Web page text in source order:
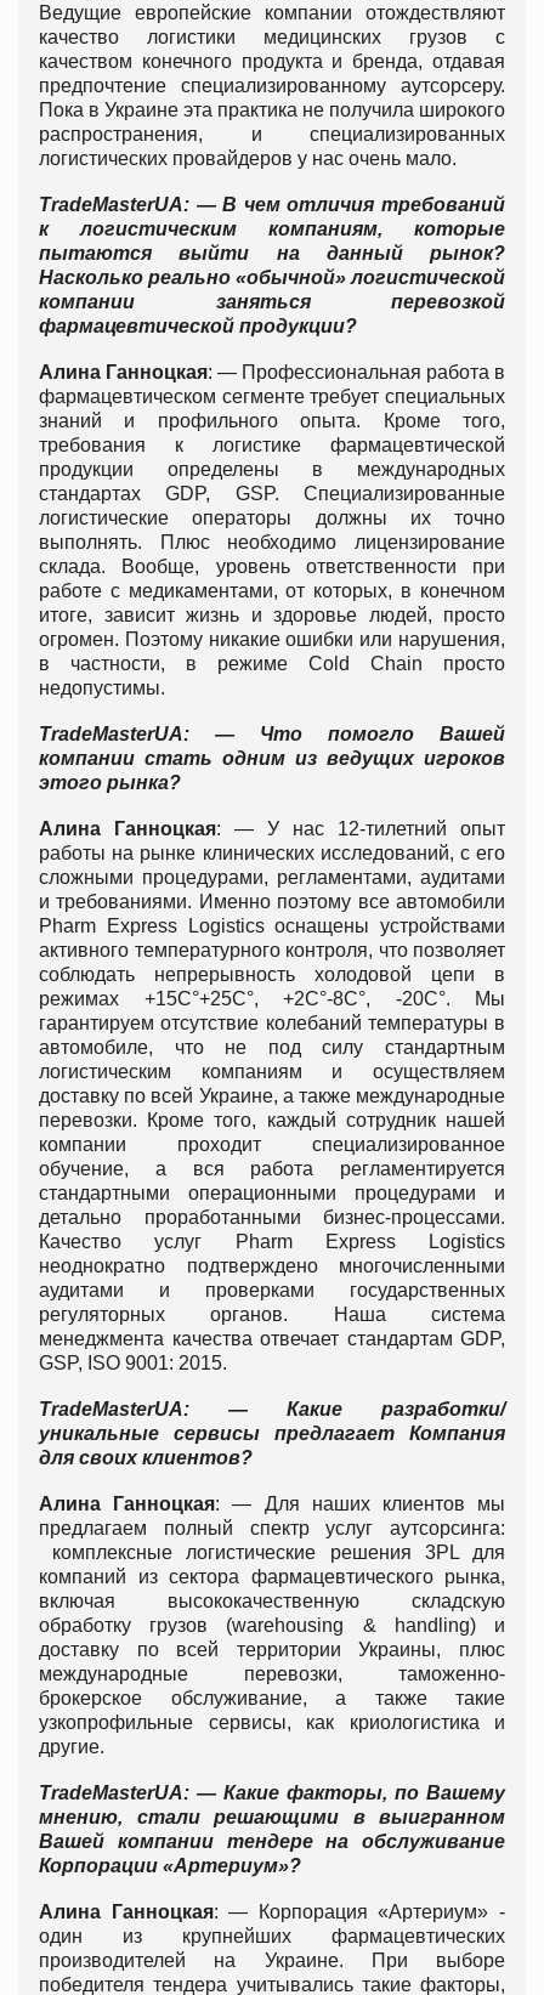
Ведущие европейские компании отождествляют
качество логистики медицинских грузов с
качеством конечного продукта и бренда, отдавая
предпочтение специализированному аутсорсеру.
Пока в Украине эта практика не получила широкого
распространения, и специализированных
логистических провайдеров у нас очень мало.
TradeMasterUA: — В чем отличия требований
к логистическим компаниям, которые
пытаются выйти на данный рынок?
Насколько реально «обычной» логистической
компании заняться перевозкой
фармацевтической продукции?
Алина Ганноцкая: — Профессиональная работа в
фармацевтическом сегменте требует специальных
знаний и профильного опыта. Кроме того,
требования к логистике фармацевтической
продукции определены в международных
стандартах GDP, GSP. Специализированные
логистические операторы должны их точно
выполнять. Плюс необходимо лицензирование
склада. Вообще, уровень ответственности при
работе с медикаментами, от которых, в конечном
итоге, зависит жизнь и здоровье людей, просто
огромен. Поэтому никакие ошибки или нарушения,
в частности, в режиме Cold Chain просто
недопустимы.
TradeMasterUA: — Что помогло Вашей
компании стать одним из ведущих игроков
этого рынка?
Алина Ганноцкая: — У нас 12-тилетний опыт
работы на рынке клинических исследований, с его
сложными процедурами, регламентами, аудитами
и требованиями. Именно поэтому все автомобили
Pharm Express Logistics оснащены устройствами
активного температурного контроля, что позволяет
соблюдать непрерывность холодовой цепи в
режимах +15С°+25С°, +2С°-8С°, -20C°. Мы
гарантируем отсутствие колебаний температуры в
автомобиле, что не под силу стандартным
логистическим компаниям и осуществляем
доставку по всей Украине, а также международные
перевозки. Кроме того, каждый сотрудник нашей
компании проходит специализированное
обучение, а вся работа регламентируется
стандартными операционными процедурами и
детально проработанными бизнес-процессами.
Качество услуг Pharm Express Logistics
неоднократно подтверждено многочисленными
аудитами и проверками государственных
регуляторных органов. Наша система
менеджмента качества отвечает стандартам GDP,
GSP, ISO 9001: 2015.
TradeMasterUA: — Какие разработки/
уникальные сервисы предлагает Компания
для своих клиентов?
Алина Ганноцкая: — Для наших клиентов мы
предлагаем полный спектр услуг аутсорсинга:
комплексные логистические решения 3PL для
компаний из сектора фармацевтического рынка,
включая высококачественную складскую
обработку грузов (warehousing & handling) и
доставку по всей территории Украины, плюс
международные перевозки, таможенно-
брокерское обслуживание, а также такие
узкопрофильные сервисы, как криологистика и
другие.
TradeMasterUA: — Какие факторы, по Вашему
мнению, стали решающими в выигранном
Вашей компании тендере на обслуживание
Корпорации «Артериум»?
Алина Ганноцкая: — Корпорация «Артериум» -
один из крупнейших фармацевтических
производителей на Украине. При выборе
победителя тендера учитывались такие факторы,